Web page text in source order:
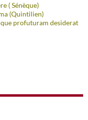
( Sénèque)
(Quintilien)
profuturam desiderat